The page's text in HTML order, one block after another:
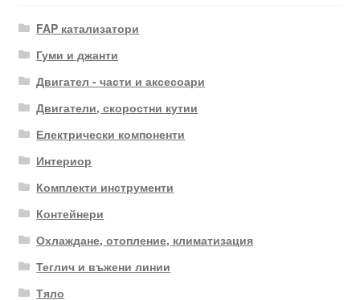
FAP катализатори
Гуми и джанти
Двигател - части и аксесоари
Двигатели, скоростни кутии
Електрически компоненти
Интериор
Комплекти инструменти
Контейнери
Охлаждане, отопление, климатизация
Теглич и въжени линии
Тяло